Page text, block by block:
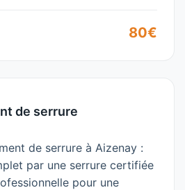
80€
de serrure
de serrure à Aizenay :
par une serrure certifiée
pour une